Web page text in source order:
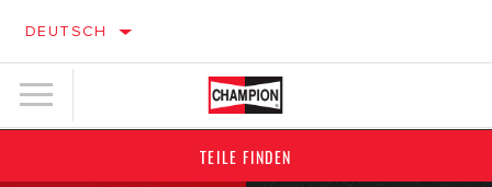
DEUTSCH
TEILE FINDEN